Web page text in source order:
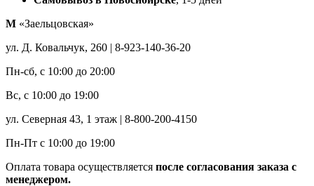
М «Заельцовская»
ул. Д. Ковальчук, 260 | 8-923-140-36-20
Пн-сб, с 10:00 до 20:00
Вс, с 10:00 до 19:00
ул. Северная 43, 1 этаж | 8-800-200-4150
Пн-Пт с 10:00 до 19:00
Оплата товара осуществляется после согласования заказа с
менеджером.